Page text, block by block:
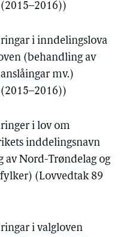
i inndelingslova
(behandling av
mv.)
i lov om
inddelingsnavn
av Nord-Trøndelag og
(Lovvedtak 89
i valgloven